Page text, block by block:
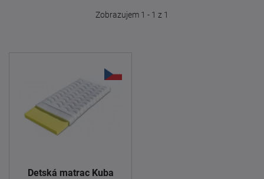
Zobrazujem 1 - 1 z 1
Detská matrac Kuba